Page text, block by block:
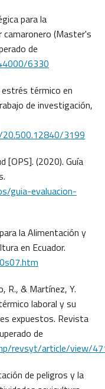
para la
(Master's
de
6330
estrés térmico en
de investigación,
20.500.12840/3199
[OPS]. (2020). Guía
guia-evaluacion-
la Alimentación y
en Ecuador.
R., & Martínez, Y.
laboral y su
expuestos. Revista
de
revsyt/article/view/
de peligros y la